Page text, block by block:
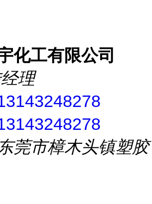
化工有限公司
理
莞市樟木头镇塑胶